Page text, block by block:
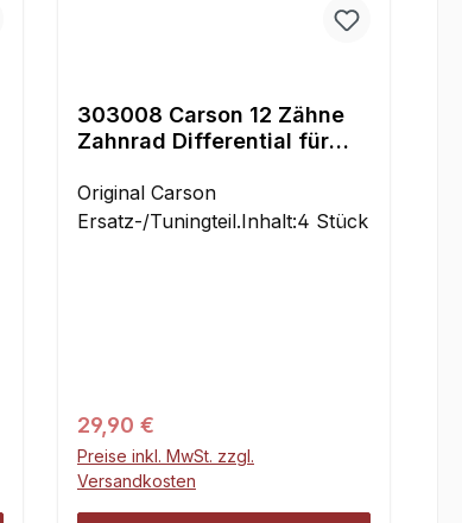
303008 Carson 12 Zähne
Zahnrad Differential für
Original Carson
Ersatz-/Tuningteil.Inhalt:4 Stück
Regulärer Preis:
29,90 €
Preise inkl. MwSt. zzgl.
Versandkosten